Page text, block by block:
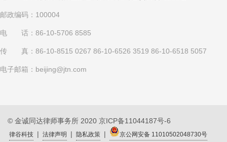
邮政编码：100004
电 话：86-10-5706 8585
传 真：86-10-8515 0267 86-10-6526 3519 86-10-6518 5057
电子邮箱：beijing@jtn.com
© 金诚同达律师事务所 2020 京ICP备11044187号-6
律谷科技 | 法律声明 | 隐私政策 | 京公网安备 11010502048730号